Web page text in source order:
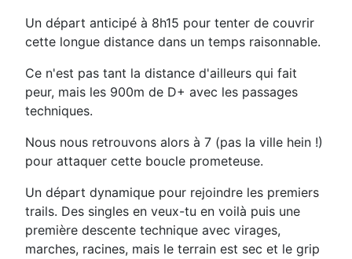
Un départ anticipé à 8h15 pour tenter de couvrir
cette longue distance dans un temps raisonnable.
Ce n'est pas tant la distance d'ailleurs qui fait
peur, mais les 900m de D+ avec les passages
techniques.
Nous nous retrouvons alors à 7 (pas la ville hein !)
pour attaquer cette boucle prometeuse.
Un départ dynamique pour rejoindre les premiers
trails. Des singles en veux-tu en voilà puis une
première descente technique avec virages,
marches, racines, mais le terrain est sec et le grip